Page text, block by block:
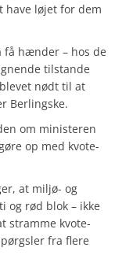
have løjet for dem
få hænder – hos de
tilstande
nødt til at
Berlingske.
om ministeren
op med kvote-
at miljø- og
og rød blok – ikke
stramme kvote-
fra flere